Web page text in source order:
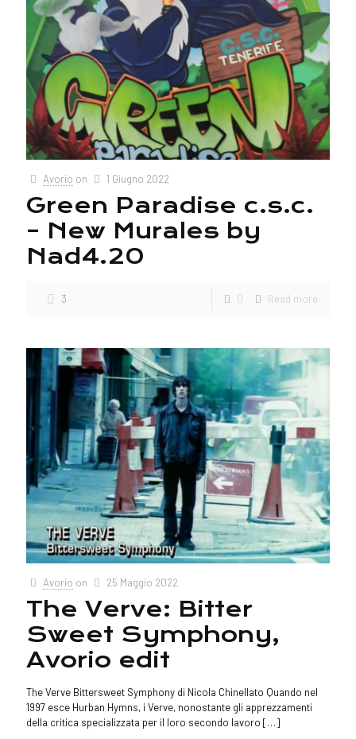
Avorio on 1 Giugno 2022
Green Paradise c.s.c.
– New Murales by
Nad4.20
3 0 Read more
Avorio on 25 Maggio 2022
The Verve: Bitter
Sweet Symphony,
Avorio edit
The Verve Bittersweet Symphony di Nicola Chinellato Quando nel
1997 esce Hurban Hymns, i Verve, nonostante gli apprezzamenti
della critica specializzata per il loro secondo lavoro […]